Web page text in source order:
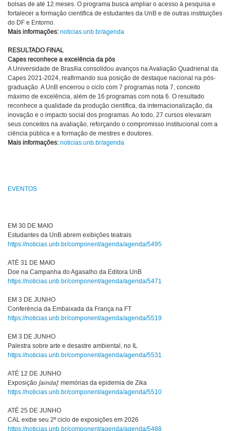
bolsas de até 12 meses. O programa busca ampliar o acesso à pesquisa e
fortalecer a formação científica de estudantes da UnB e de outras instituições
do DF e Entorno.
Mais informações: noticias.unb.br/agenda
RESULTADO FINAL
Capes reconhece a excelência da pós
A Universidade de Brasília consolidou avanços na Avaliação Quadrienal da
Capes 2021-2024, reafirmando sua posição de destaque nacional na pós-
graduação. A UnB encerrou o ciclo com 7 programas nota 7, conceito
máximo de excelência, além de 16 programas com nota 6. O resultado
reconhece a qualidade da produção científica, da internacionalização, da
inovação e o impacto social dos programas. Ao todo, 27 cursos elevaram
seus conceitos na avaliação, reforçando o compromisso institucional com a
ciência pública e a formação de mestres e doutores.
Mais informações: noticias.unb.br/agenda
EVENTOS
EM 30 DE MAIO
Estudantes da UnB abrem exibições teatrais
https://noticias.unb.br/component/agenda/agenda/5495
ATÉ 31 DE MAIO
Doe na Campanha do Agasalho da Editora UnB
https://noticias.unb.br/component/agenda/agenda/5471
EM 3 DE JUNHO
Conferência da Embaixada da França na FT
https://noticias.unb.br/component/agenda/agenda/5519
EM 3 DE JUNHO
Palestra sobre arte e desastre ambiental, no IL
https://noticias.unb.br/component/agenda/agenda/5531
ATÉ 12 DE JUNHO
Exposição [ainda]: memórias da epidemia de Zika
https://noticias.unb.br/component/agenda/agenda/5510
ATÉ 25 DE JUNHO
CAL exibe seu 2º ciclo de exposições em 2026
https://noticias.unb.br/component/agenda/agenda/5488